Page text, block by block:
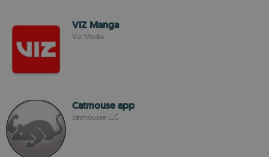
VIZ Manga
Viz Media
Catmouse app
catmousse LLC